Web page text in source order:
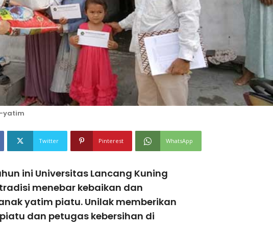
yatim
Twitter Pinterest WhatsApp
ini Universitas Lancang Kuning
menebar kebaikan dan
yatim piatu. Unilak memberikan
dan petugas kebersihan di